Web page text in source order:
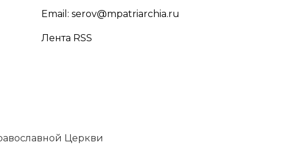
Email: serov@mpatriarchia.ru
Лента RSS
Церкви